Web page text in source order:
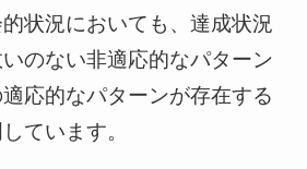
状況においても、達成状況
のない非適応的なパターン
応的なパターンが存在する
ています。